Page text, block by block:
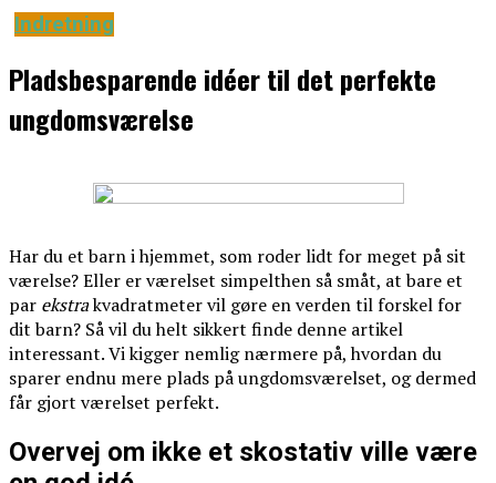
Indretning
Pladsbesparende idéer til det perfekte
ungdomsværelse
Har du et barn i hjemmet, som roder lidt for meget på sit
værelse? Eller er værelset simpelthen så småt, at bare et
par ekstrakvadratmeter vil gøre en verden til forskel for
dit barn? Så vil du helt sikkert finde denne artikel
interessant. Vi kigger nemlig nærmere på, hvordan du
sparer endnu mere plads på ungdomsværelset, og dermed
får gjort værelset perfekt.
Overvej om ikke et skostativ ville være